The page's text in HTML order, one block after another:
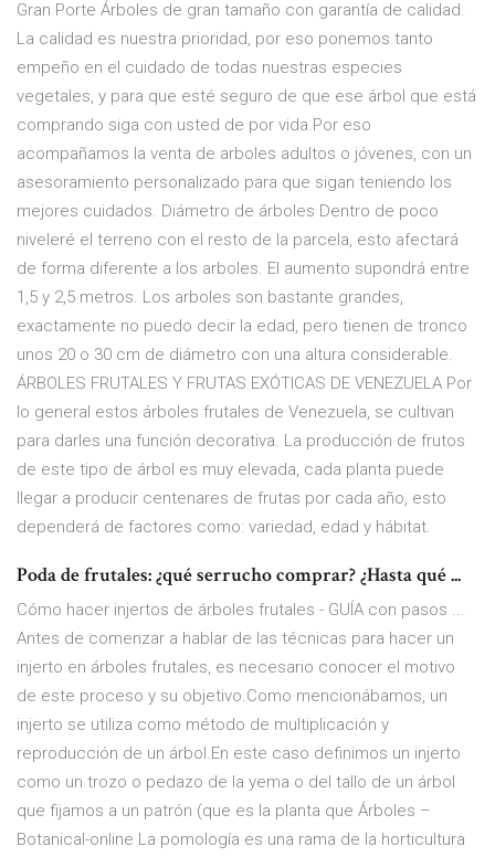
Gran Porte Árboles de gran tamaño con garantía de calidad.
La calidad es nuestra prioridad, por eso ponemos tanto
empeño en el cuidado de todas nuestras especies
vegetales, y para que esté seguro de que ese árbol que está
comprando siga con usted de por vida.Por eso
acompañamos la venta de arboles adultos o jóvenes, con un
asesoramiento personalizado para que sigan teniendo los
mejores cuidados. Diámetro de árboles Dentro de poco
niveleré el terreno con el resto de la parcela, esto afectará
de forma diferente a los arboles. El aumento supondrá entre
1,5 y 2,5 metros. Los arboles son bastante grandes,
exactamente no puedo decir la edad, pero tienen de tronco
unos 20 o 30 cm de diámetro con una altura considerable.
ÁRBOLES FRUTALES Y FRUTAS EXÓTICAS DE VENEZUELA Por
lo general estos árboles frutales de Venezuela, se cultivan
para darles una función decorativa. La producción de frutos
de este tipo de árbol es muy elevada, cada planta puede
llegar a producir centenares de frutas por cada año, esto
dependerá de factores como: variedad, edad y hábitat.
Poda de frutales: ¿qué serrucho comprar? ¿Hasta qué ...
Cómo hacer injertos de árboles frutales - GUÍA con pasos ...
Antes de comenzar a hablar de las técnicas para hacer un
injerto en árboles frutales, es necesario conocer el motivo
de este proceso y su objetivo.Como mencionábamos, un
injerto se utiliza como método de multiplicación y
reproducción de un árbol.En este caso definimos un injerto
como un trozo o pedazo de la yema o del tallo de un árbol
que fijamos a un patrón (que es la planta que Árboles –
Botanical-online La pomología es una rama de la horticultura